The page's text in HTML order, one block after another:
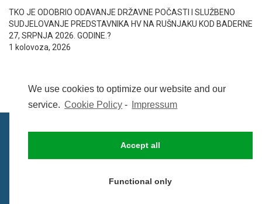
We use cookies to optimize our website and our
service. Cookie Policy - Impressum
Accept all
Functional only
TKO JE ODOBRIO ODAVANJE DRŽAVNE POČASTI I SLUŽBENO
SUDJELOVANJE PREDSTAVNIKA HV NA RUŠNJAKU KOD BADERNE
27, SRPNJA 2026. GODINE.?
1 kolovoza, 2026